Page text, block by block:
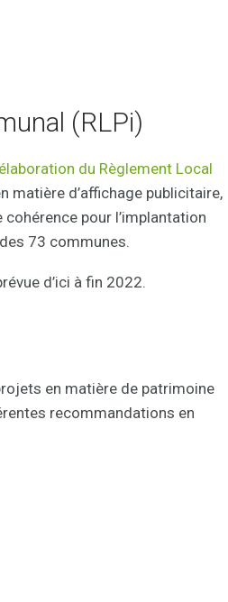
(RLPi)
du Règlement Local
matière d’affichage publicitaire,
pour l’implantation
73 communes.
d’ici à fin 2022.
en matière de patrimoine
recommandations en